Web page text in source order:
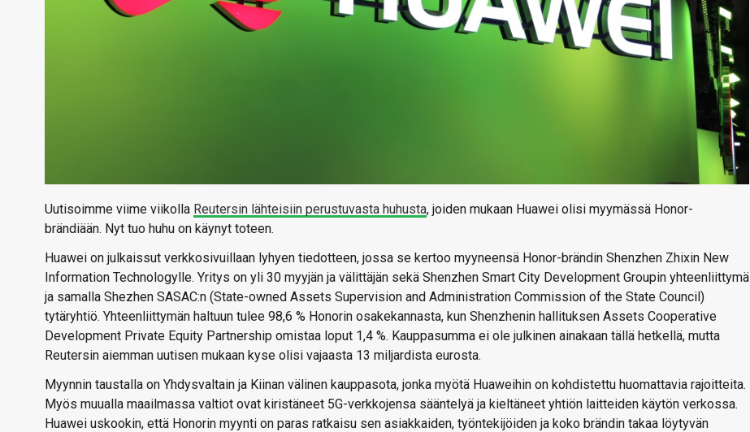
Uutisoimme viime viikolla Reutersin lähteisiin perustuvasta huhusta, joiden mukaan Huawei olisi myymässä Honor-
brändiään. Nyt tuo huhu on käynyt toteen.
Huawei on julkaissut verkkosivuillaan lyhyen tiedotteen, jossa se kertoo myyneensä Honor-brändin Shenzhen Zhixin New
Information Technologylle. Yritys on yli 30 myyjän ja välittäjän sekä Shenzhen Smart City Development Groupin yhteenliittymä
ja samalla Shezhen SASAC:n (State-owned Assets Supervision and Administration Commission of the State Council)
tytäryhtiö. Yhteenliittymän haltuun tulee 98,6 % Honorin osakekannasta, kun Shenzhenin hallituksen Assets Cooperative
Development Private Equity Partnership omistaa loput 1,4 %. Kauppasumma ei ole julkinen ainakaan tällä hetkellä, mutta
Reutersin aiemman uutisen mukaan kyse olisi vajaasta 13 miljardista eurosta.
Myynnin taustalla on Yhdysvaltain ja Kiinan välinen kauppasota, jonka myötä Huaweihin on kohdistettu huomattavia rajoitteita.
Myös muualla maailmassa valtiot ovat kiristäneet 5G-verkkojensa sääntelyä ja kieltäneet yhtiön laitteiden käytön verkossa.
Huawei uskookin, että Honorin myynti on paras ratkaisu sen asiakkaiden, työntekijöiden ja koko brändin takaa löytyvän